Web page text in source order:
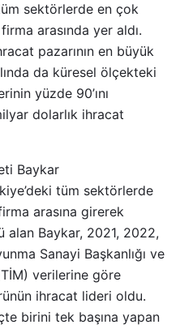
sektörlerde en çok
arasında yer aldı.
pazarının en büyük
da küresel ölçekteki
yüzde 90’ını
dolarlık ihracat
Baykar
tüm sektörlerde
arasına girerek
alan Baykar, 2021, 2022,
Sanayi Başkanlığı ve
verilerine göre
ihracat lideri oldu.
birini tek başına yapan